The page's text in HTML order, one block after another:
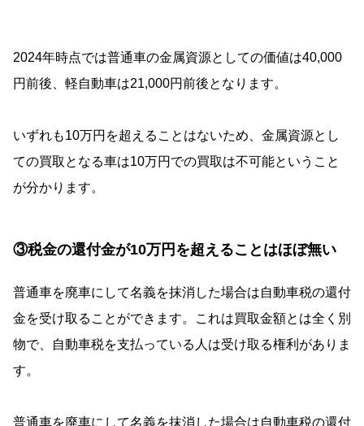
2024年時点では普通車の金属資源としての価値は40,000
円前後、軽自動車は21,000円前後となります。
いずれも10万円を超えることはないため、金属資源とし
ての買取となる車は10万円での買取は不可能ということ
が分かります。
③税金の還付金が10万円を超えることはほぼ無い
普通車を廃車にして名義を抹消した場合は自動車税の還付
金を受け取ることができます。これは買取金額とは全く別
物で、自動車税を支払っている人は受け取る権利がありま
す。
普通車を廃車にして名義を抹消した場合は自動車税の還付